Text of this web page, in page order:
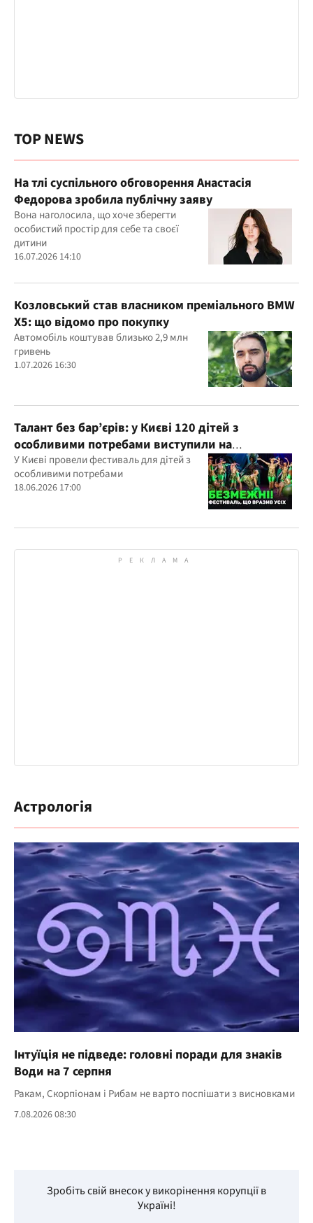
TOP NEWS
На тлі суспільного обговорення Анастасія
Федорова зробила публічну заяву
Вона наголосила, що хоче зберегти
особистий простір для себе та своєї
дитини
16.07.2026 14:10
Козловський став власником преміального BMW
X5: що відомо про покупку
Автомобіль коштував близько 2,9 млн
гривень
1.07.2026 16:30
Талант без бар’єрів: у Києві 120 дітей з
особливими потребами виступили на
всеукраїнському фестивалі
У Києві провели фестиваль для дітей з
особливими потребами
18.06.2026 17:00
Астрологія
Інтуїція не підведе: головні поради для знаків
Води на 7 серпня
Ракам, Скорпіонам і Рибам не варто поспішати з висновками
7.08.2026 08:30
Зробіть свій внесок у викорінення корупції в
Україні!